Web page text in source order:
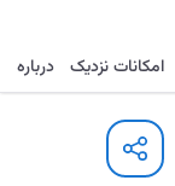
امکانات نزدیک درباره